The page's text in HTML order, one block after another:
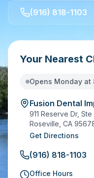
(916) 818-1103
Your Nearest
Opens Monday at
Fusion Dental
911 Reserve Dr, Ste
Roseville CA
Get Directions
(916) 818-1103
Office Hours